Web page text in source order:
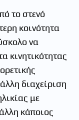
το στενό
κοινότητα
να
κινητικότητας
διαχείριση
με
κάποιος